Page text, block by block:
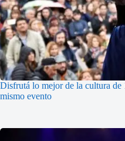
Disfrutá lo mejor de la cultura de
mismo evento